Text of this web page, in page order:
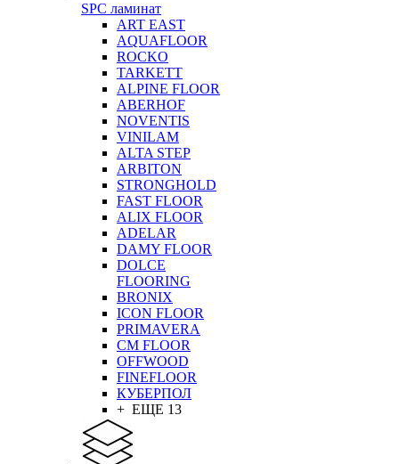
SPC ламинат
ART EAST
AQUAFLOOR
ROCKO
TARKETT
ALPINE FLOOR
ABERHOF
NOVENTIS
VINILAM
ALTA STEP
ARBITON
STRONGHOLD
FAST FLOOR
ALIX FLOOR
ADELAR
DAMY FLOOR
DOLCE
FLOORING
BRONIX
ICON FLOOR
PRIMAVERA
CM FLOOR
OFFWOOD
FINEFLOOR
КУБЕРПОЛ
+ ЕЩЕ 13